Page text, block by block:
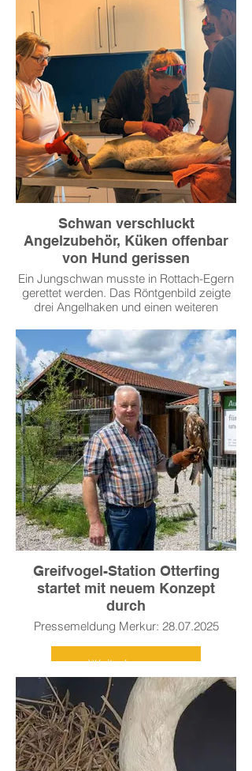
Schwan verschluckt
Angelzubehör, Küken offenbar
von Hund gerissen
Ein Jungschwan musste in Rottach-Egern
gerettet werden. Das Röntgenbild zeigte
drei Angelhaken und einen weiteren
das einzige Schwanen-Drama auf dem
Tegernsee.
Weiterlesen >
Greifvogel-Station Otterfing
startet mit neuem Konzept
durch
Pressemeldung Merkur: 28.07.2025
Weiterlesen >